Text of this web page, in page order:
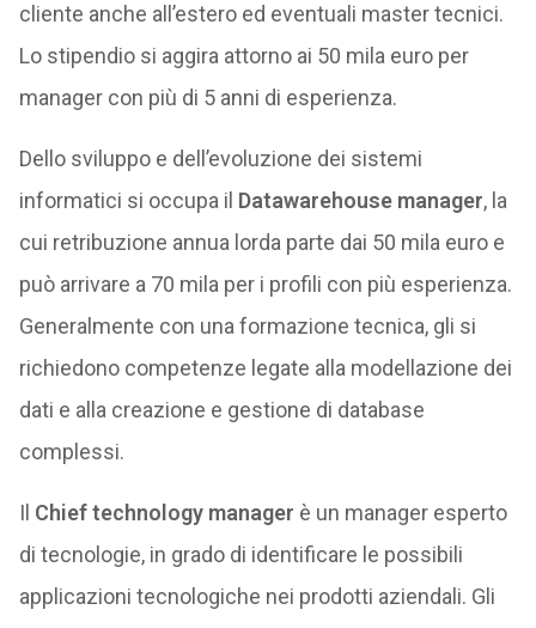
cliente anche all’estero ed eventuali master tecnici.
Lo stipendio si aggira attorno ai 50 mila euro per
manager con più di 5 anni di esperienza.
Dello sviluppo e dell’evoluzione dei sistemi
informatici si occupa il Datawarehouse manager, la
cui retribuzione annua lorda parte dai 50 mila euro e
può arrivare a 70 mila per i profili con più esperienza.
Generalmente con una formazione tecnica, gli si
richiedono competenze legate alla modellazione dei
dati e alla creazione e gestione di database
complessi.
Il Chief technology manager è un manager esperto
di tecnologie, in grado di identificare le possibili
applicazioni tecnologiche nei prodotti aziendali. Gli